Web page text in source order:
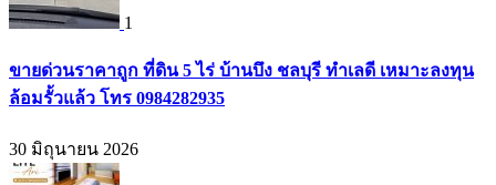
1
ขายด่วนราคาถูก ที่ดิน 5 ไร่ บ้านบึง ชลบุรี ทำเลดี เหมาะลงทุน
ล้อมรั้วแล้ว โทร 0984282935
30 มิถุนายน 2026